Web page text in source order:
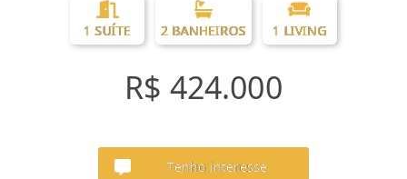
1 SUÍTE 2 BANHEIROS 1 LIVING
R$ 424.000
Tenho interesse